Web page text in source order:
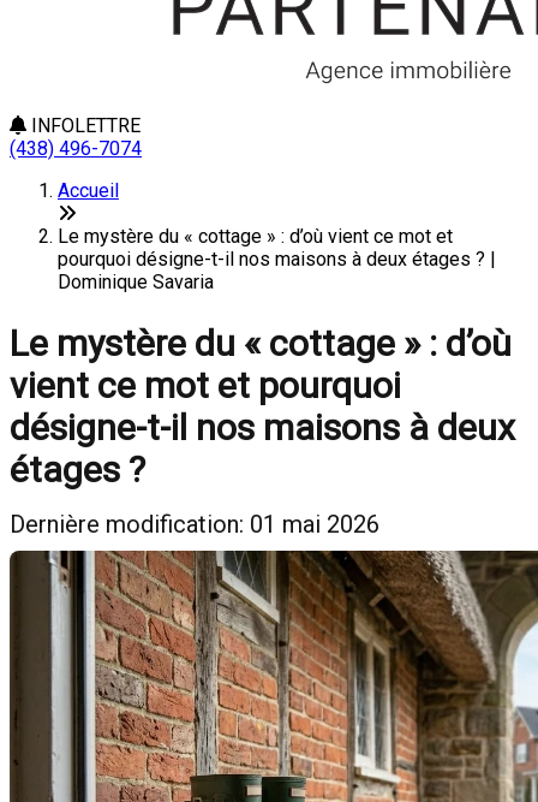
INFOLETTRE
(438) 496-7074
Accueil
Le mystère du « cottage » : d’où vient ce mot et
pourquoi désigne-t-il nos maisons à deux étages ? |
Dominique Savaria
Le mystère du « cottage » : d’où
vient ce mot et pourquoi
désigne-t-il nos maisons à deux
étages ?
Dernière modification: 01 mai 2026